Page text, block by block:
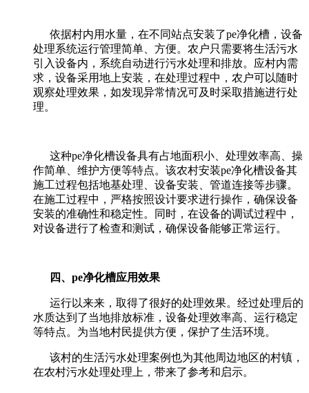
依据村内用水量，在不同站点安装了pe净化槽，设备
处理系统运行管理简单、方便。农户只需要将生活污水
引入设备内，系统自动进行污水处理和排放。应村内需
求，设备采用地上安装，在处理过程中，农户可以随时
观察处理效果，如发现异常情况可及时采取措施进行处
理。
这种pe净化槽设备具有占地面积小、处理效率高、操
作简单、维护方便等特点。该农村安装pe净化槽设备其
施工过程包括地基处理、设备安装、管道连接等步骤。
在施工过程中，严格按照设计要求进行操作，确保设备
安装的准确性和稳定性。同时，在设备的调试过程中，
对设备进行了检查和测试，确保设备能够正常运行。
四、pe净化槽应用效果
运行以来来，取得了很好的处理效果。经过处理后的
水质达到了当地排放标准，设备处理效率高、运行稳定
等特点。为当地村民提供方便，保护了生活环境。
该村的生活污水处理案例也为其他周边地区的村镇，
在农村污水处理处理上，带来了参考和启示。